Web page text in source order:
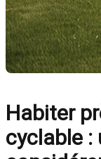
Habiter
cyclable